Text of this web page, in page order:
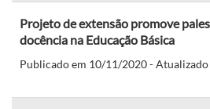
Projeto de extensão promove
docência na Educação Básica
Publicado em 10/11/2020 -